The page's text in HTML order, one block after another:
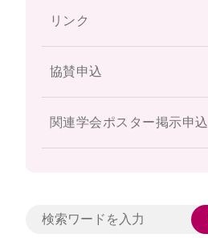
リンク
協賛申込
関連学会ポスター掲示申込